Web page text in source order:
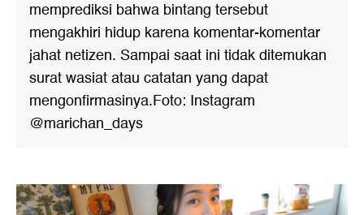
memprediksi bahwa bintang tersebut
mengakhiri hidup karena komentar-komentar
jahat netizen. Sampai saat ini tidak ditemukan
surat wasiat atau catatan yang dapat
mengonfirmasinya.Foto: Instagram
@marichan_days